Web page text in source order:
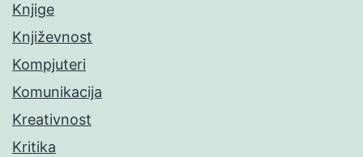
Knjige
Književnost
Kompjuteri
Komunikacija
Kreativnost
Kritika